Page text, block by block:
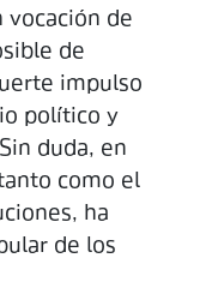
vocación de
de
impulso
político y
duda, en
como el
ha
de los